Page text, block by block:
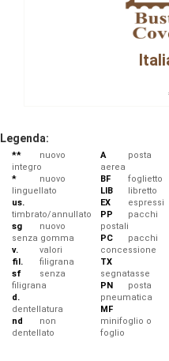
Legenda:
**
nuovo
integro
*
nuovo
linguellato
us.
timbrato/annullato
sg
nuovo
senza gomma
v.
valori
fil.
filigrana
sf
senza
filigrana
d.
dentellatura
nd
non
dentellato
A
posta
aerea
BF
foglietto
LIB
libretto
EX
espressi
PP
pacchi
postali
PC
pacchi
concessione
TX
segnatasse
PN
posta
pneumatica
MF
minifoglio o
foglio